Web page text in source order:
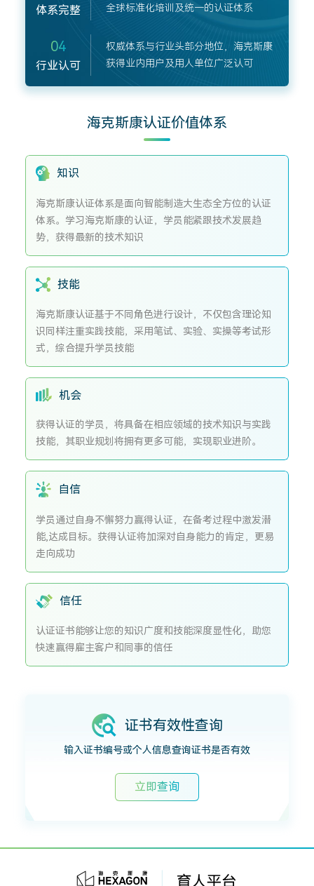
体系完整
全球标准化培训及统一的认证体系
04
行业认可
权威体系与行业头部分地位，海克斯康
获得业内用户及用人单位广泛认可
海克斯康认证价值体系
知识
海克斯康认证体系是面向智能制造大生态全方位的认证
体系。学习海克斯康的认证，学员能紧跟技术发展趋
势，获得最新的技术知识
技能
海克斯康认证基于不同角色进行设计，不仅包含理论知
识同样注重实践技能，采用笔试、实验、实操等考试形
式，综合提升学员技能
机会
获得认证的学员，将具备在相应领域的技术知识与实践
技能，其职业规划将拥有更多可能，实现职业进阶。
自信
学员通过自身不懈努力赢得认证，在备考过程中激发潜
能,达成目标。获得认证将加深对自身能力的肯定，更易
走向成功
信任
认证证书能够让您的知识广度和技能深度显性化，助您
快速赢得雇主客户和同事的信任
证书有效性查询
输入证书编号或个人信息查询证书是否有效
立即查询